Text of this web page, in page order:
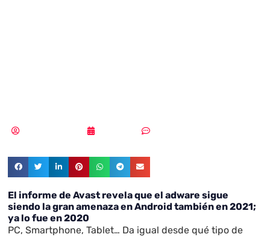
El informe de Avast revela que el adware sigue
siendo la gran amenaza en Android también en 2021;
ya lo fue en 2020
PC, Smartphone, Tablet… Da igual desde qué tipo de